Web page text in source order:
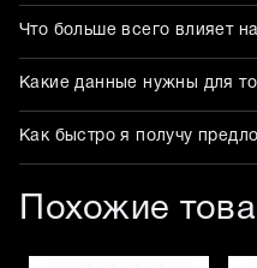
Что больше всего влияет
Какие данные нужны для
Как быстро я получу
Похожие